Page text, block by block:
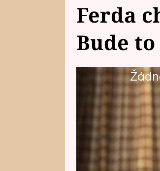
Ferda
Bude to
Ferda už neví,